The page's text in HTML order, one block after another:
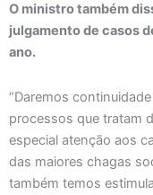
O ministro também
julgamento de casos
ano.
“Daremos
processos que tratam
especial atenção aos
das maiores chagas
também temos